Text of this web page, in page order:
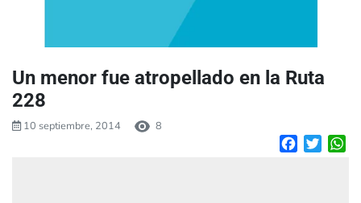
Un menor fue atropellado en la Ruta
228
10 septiembre, 2014 8
Facebook